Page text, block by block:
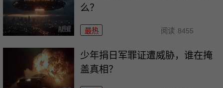
么？
最热 阅读 8455
少年捐日军罪证遭威胁，谁在掩
盖真相？